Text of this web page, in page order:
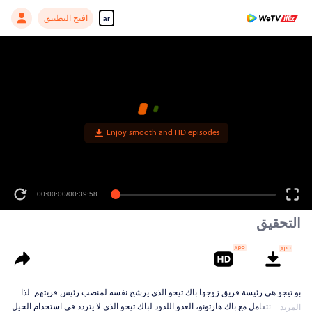
ar افتح التطبيق
Enjoy smooth and HD episodes
00:00:00/00:39:58
التحقيق
بو تيجو هي رئيسة فريق زوجها باك تيجو الذي يرشح نفسه لمنصب رئيس قريتهم. لذا
عليها أن تتعامل مع باك هارتونو، العدو اللدود لباك تيجو الذي لا يتردد في استخدام الحيل
المزيد